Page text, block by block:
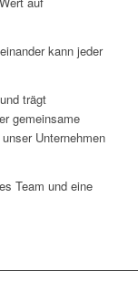
kann jeder
trägt
gemeinsame
Unternehmen
Team und eine